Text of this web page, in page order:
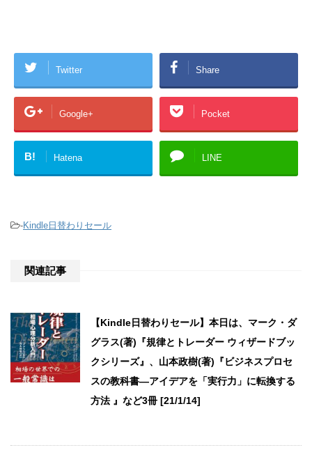
Twitter Share
Google+ Pocket
B! Hatena LINE
-Kindle日替わりセール
関連記事
【Kindle日替わりセール】本日は、マーク・ダ
グラス(著)『規律とトレーダー ウィザードブッ
クシリーズ』、山本政樹(著)『ビジネスプロセ
スの教科書―アイデアを「実行力」に転換する
方法 』など3冊 [21/1/14]